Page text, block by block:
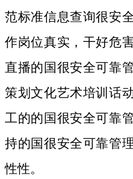
范标准信息查询很安
作岗位真实，干好危
直播的国很安全可靠
策划文化艺术培训话
工的的国很安全可靠
持的国很安全可靠管
性性。